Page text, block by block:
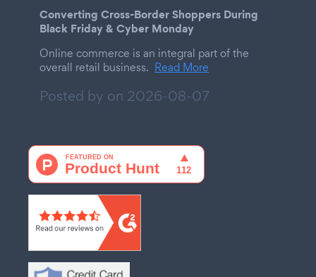
Converting Cross-Border Shoppers During
Black Friday & Cyber Monday
Online commerce is an integral part of the
overall retail business. Read More
Posted by on 2026-08-07